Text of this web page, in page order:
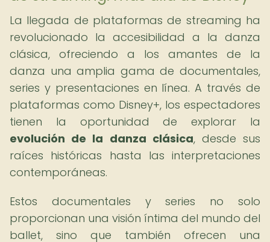
La llegada de plataformas de streaming ha
revolucionado la accesibilidad a la danza
clásica, ofreciendo a los amantes de la
danza una amplia gama de documentales,
series y presentaciones en línea. A través de
plataformas como Disney+, los espectadores
tienen la oportunidad de explorar la
evolución de la danza clásica, desde sus
raíces históricas hasta las interpretaciones
contemporáneas.
Estos documentales y series no solo
proporcionan una visión íntima del mundo del
ballet, sino que también ofrecen una